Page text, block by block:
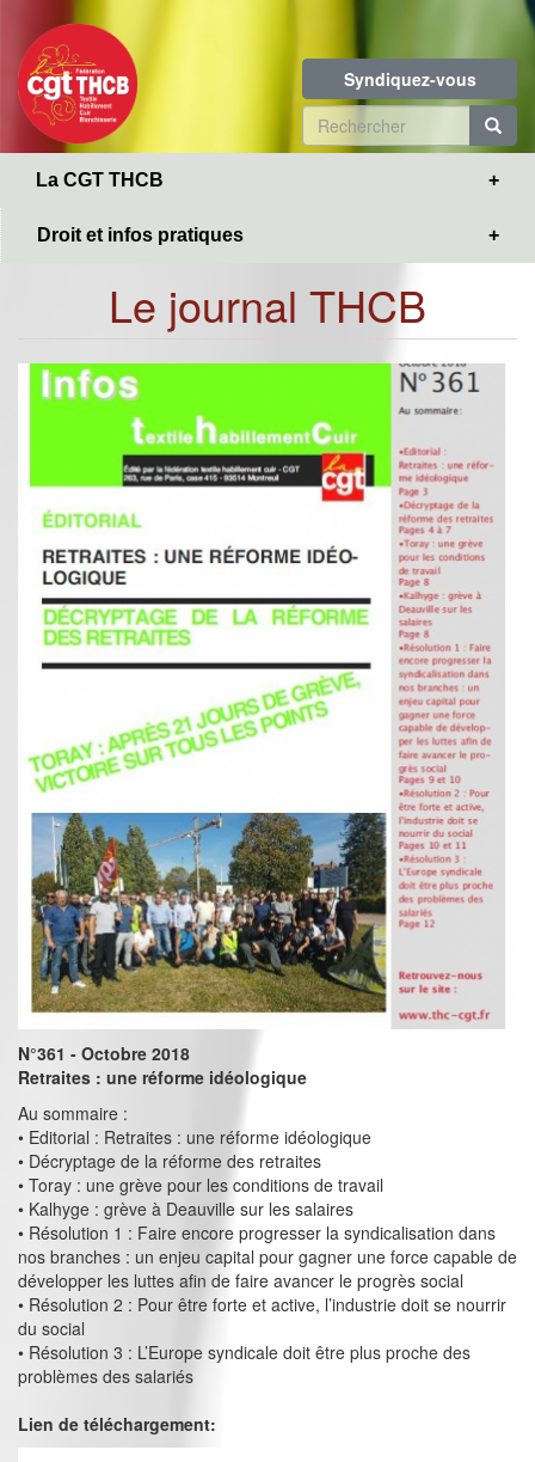
contenu
principal
Syndiquez-vous
Formulaire
de
La CGT THCB
Droit et infos pratiques
Le journal THCB
N°361 - Octobre 2018
Retraites : une réforme idéologique
Au sommaire :
• Editorial : Retraites : une réforme idéologique
• Décryptage de la réforme des retraites
• Toray : une grève pour les conditions de travail
• Kalhyge : grève à Deauville sur les salaires
• Résolution 1 : Faire encore progresser la syndicalisation dans
nos branches : un enjeu capital pour gagner une force capable de
développer les luttes afin de faire avancer le progrès social
• Résolution 2 : Pour être forte et active, l’industrie doit se nourrir
du social
• Résolution 3 : L’Europe syndicale doit être plus proche des
problèmes des salariés
Lien de téléchargement: